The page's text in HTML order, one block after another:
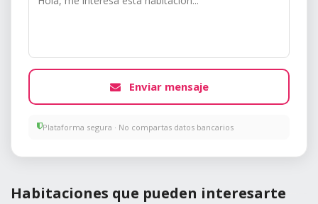
Enviar mensaje
Plataforma segura · No compartas datos bancarios
Habitaciones que pueden interesarte